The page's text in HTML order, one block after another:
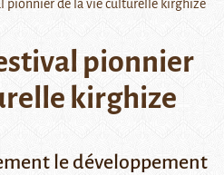
pionnier de la vie culturelle kirghize
pionnier
kirghize
le développement